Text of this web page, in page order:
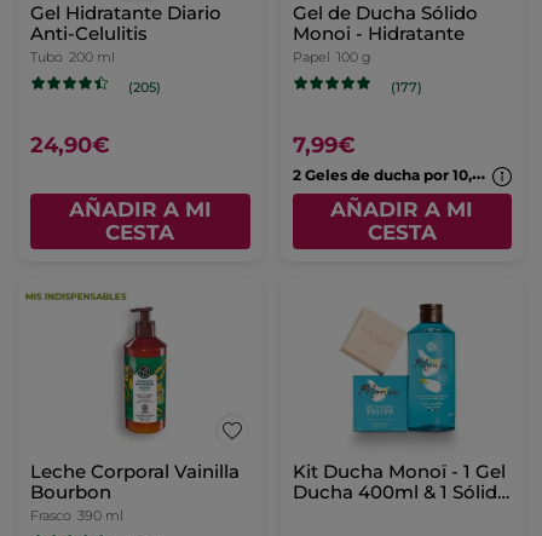
Gel Hidratante Diario
Anti-Celulitis
Tubo 200 ml
(205)
24,90€
AÑADIR A MI
CESTA
Gel de Ducha Sólido
Monoi - Hidratante
Papel 100 g
(177)
7,99€
2
Geles de ducha por 10,99€
AÑADIR A MI
CESTA
Leche Corporal Vainilla
Bourbon
Frasco 390 ml
Kit Ducha Monoï - 1 Gel
Ducha 400ml & 1 Sólido